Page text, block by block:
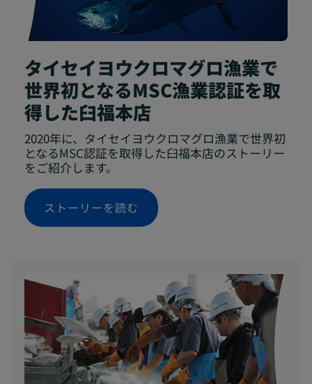
タイセイヨウクロマグロ漁業で
世界初となるMSC漁業認証を取
得した臼福本店
2020年に、タイセイヨウクロマグロ漁業で世界初
となるMSC認証を取得した臼福本店のストーリー
をご紹介します。
ストーリーを読む